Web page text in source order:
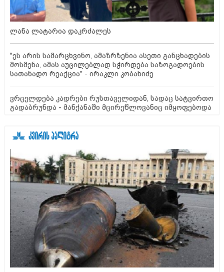
ლანა ლატარია დაკრძალეს
"ეს არის სამარცხვინო, ამაზრზენია ასეთი განცხადების
მოსმენა, ამას აუცილებლად სჭირდება საზოგადოების
სათანადო რეაქცია" - ირაკლი კობახიძე
ვრცელდება კადრები რუსთაველიდან, სადაც სატვირთო
გადაბრუნდა - მანქანაში მცირეწლოვანიც იმყოფებოდა